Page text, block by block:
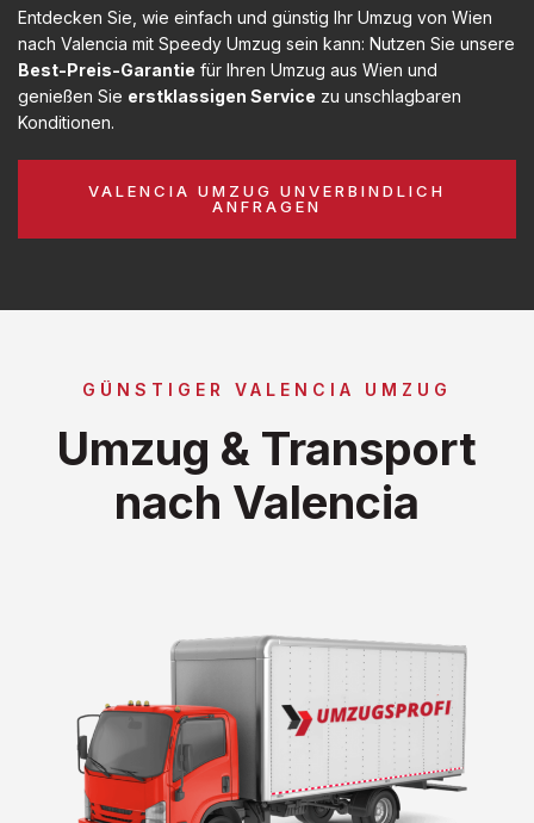
Entdecken Sie, wie einfach und günstig Ihr Umzug von Wien
nach Valencia mit Speedy Umzug sein kann: Nutzen Sie unsere
Best-Preis-Garantie für Ihren Umzug aus Wien und
genießen Sie erstklassigen Service zu unschlagbaren
Konditionen.
VALENCIA UMZUG UNVERBINDLICH
ANFRAGEN
GÜNSTIGER VALENCIA UMZUG
Umzug & Transport
nach Valencia